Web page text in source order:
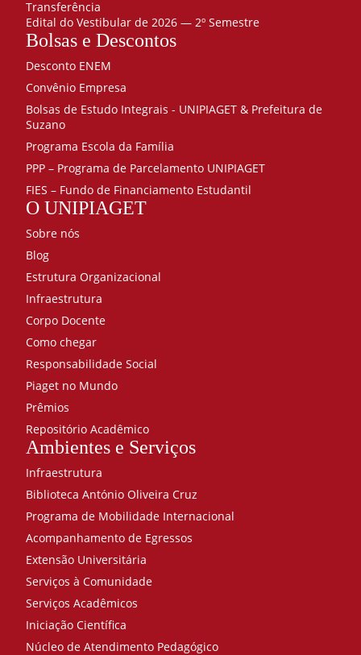
Microbiologia
e Imunologia
40
Nutrição
e
Dietética
40
Optativa (Libras ou
Empreendedorismo)
40
Oratória,
Leitura e
produção
40
Parasitologia
80
Patologia
Geral
80
Prática
Pedagógicas
aplicadas a
Enfermagem
40
Primeiros
Socorros e
Reanimação
40
Psicologia do
desenvolvimento
epigênese e
ciclos de vida
40
Saúde
Coletiva e
Wilian de Jesus Santana
Wilson Leite da Silva
Transferência
Edital do Vestibular de 2026 — 2º Semestre
Bolsas e Descontos
Desconto ENEM
Convênio Empresa
Bolsas de Estudo Integrais - UNIPIAGET & Prefeitura de
Suzano
Programa Escola da Família
PPP – Programa de Parcelamento UNIPIAGET
FIES – Fundo de Financiamento Estudantil
O UNIPIAGET
Sobre nós
Blog
Estrutura Organizacional
Infraestrutura
Corpo Docente
Como chegar
Responsabilidade Social
Piaget no Mundo
Prêmios
Repositório Acadêmico
Ambientes e Serviços
Infraestrutura
Biblioteca António Oliveira Cruz
Programa de Mobilidade Internacional
Acompanhamento de Egressos
Extensão Universitária
Serviços à Comunidade
Serviços Acadêmicos
Iniciação Científica
Núcleo de Atendimento Pedagógico